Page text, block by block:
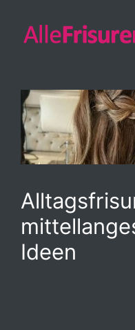
Inhalt
springen
Ideen